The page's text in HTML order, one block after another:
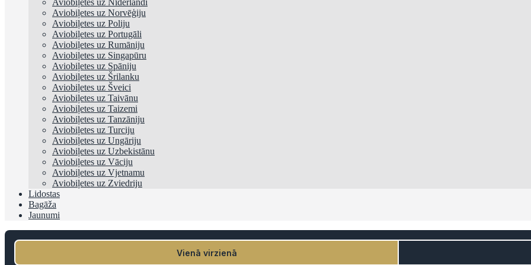
Aviobiļetes uz Nīderlandi
Aviobiļetes uz Norvēģiju
Aviobiļetes uz Poliju
Aviobiļetes uz Portugāli
Aviobiļetes uz Rumāniju
Aviobiļetes uz Singapūru
Aviobiļetes uz Spāniju
Aviobiļetes uz Šrilanku
Aviobiļetes uz Šveici
Aviobiļetes uz Taivānu
Aviobiļetes uz Taizemi
Aviobiļetes uz Tanzāniju
Aviobiļetes uz Turciju
Aviobiļetes uz Ungāriju
Aviobiļetes uz Uzbekistānu
Aviobiļetes uz Vāciju
Aviobiļetes uz Vjetnamu
Aviobiļetes uz Zviedriju
Lidostas
Bagāža
Jaunumi
Vienā virzienā